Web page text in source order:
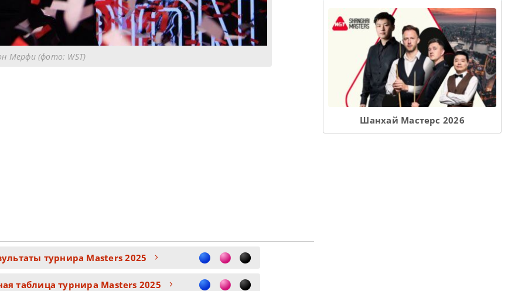
Мерфи (фото: WST)
турнира Masters 2025
таблица турнира Masters 2025
Шанхай Мастерс 2026